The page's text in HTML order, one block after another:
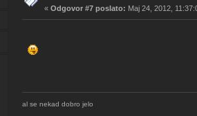
« Odgovor #7 poslato: Maj 24, 2012,
al se nekad dobro jelo